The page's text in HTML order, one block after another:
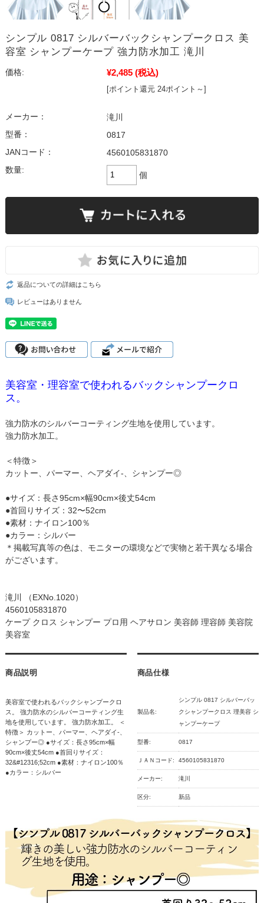
シンプル 0817 シルバーバックシャンプークロス 美
容室 シャンプーケープ 強力防水加工 滝川
価格: ¥2,485 (税込)
[ポイント還元 24ポイント～]
メーカー：
滝川
型番：
0817
JANコード：
4560105831870
数量:
個
返品についての詳細はこちら
レビューはありません
美容室・理容室で使われるバックシャンプークロ
ス。
強力防水のシルバーコーティング生地を使用しています。
強力防水加工。
＜特徴＞
カットー、パーマー、ヘアダイ-、シャンプー◎
●サイズ：長さ95cm×幅90cm×後丈54cm
●首回りサイズ：32〜52cm
●素材：ナイロン100％
●カラー：シルバー
＊掲載写真等の色は、モニターの環境などで実物と若干異なる場合
がございます。
滝川 （EXNo.1020）
4560105831870
ケープ クロス シャンプー プロ用 ヘアサロン 美容師 理容師 美容院
美容室
商品説明
美容室で使われるバックシャンプークロ
ス。 強力防水のシルバーコーティング生
地を使用しています。 強力防水加工。 ＜
特徴＞ カットー、パーマー、ヘアダイ-、
シャンプー◎ ●サイズ：長さ95cm×幅
90cm×後丈54cm ●首回りサイズ：
32&#12316;52cm ●素材：ナイロン100％
●カラー：シルバー
商品仕様
製品名:
シンプル 0817 シルバーバッ
クシャンプークロス 理美容 シ
ャンプーケープ
型番: 0817
ＪＡＮコード: 4560105831870
メーカー: 滝川
区分: 新品